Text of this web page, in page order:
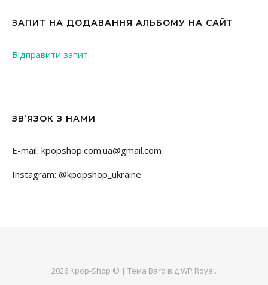
ЗАПИТ НА ДОДАВАННЯ АЛЬБОМУ НА САЙТ
Відправити запит
ЗВ’ЯЗОК З НАМИ
E-mail: kpopshop.com.ua@gmail.com
Instagram: @kpopshop_ukraine
2026 Kpop-Shop © | Тема Bard відWP Royal.